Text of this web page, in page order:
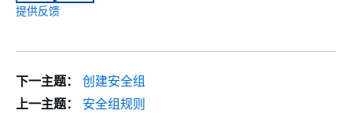
提供反馈
下一主题：
创建安全组
上一主题：
安全组规则